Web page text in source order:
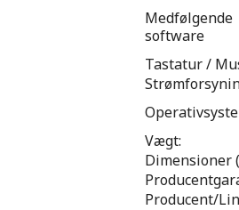
Medfølgende
software
Tastatur /
Vægt:
Dimensioner
Producent/